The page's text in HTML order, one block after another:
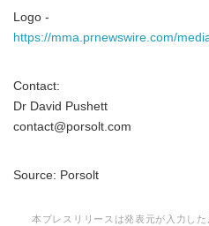
Logo -
https://mma.prnewswire.com/
Contact:
Dr David Pushett
contact@porsolt.com
Source: Porsolt
本プレスリリースは発表元が入力し